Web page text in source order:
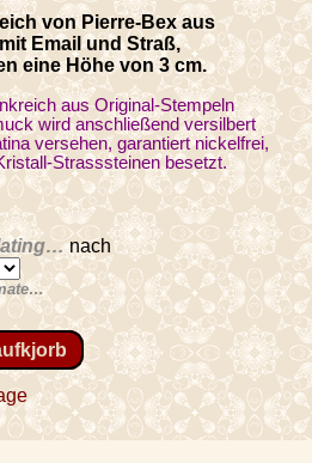
von Pierre-Bex aus
Email und Straß,
eine Höhe von 3 cm.
aus Original-Stempeln
wird anschließend versilbert
versehen, garantiert nickelfrei,
Strasssteinen besetzt.
nach